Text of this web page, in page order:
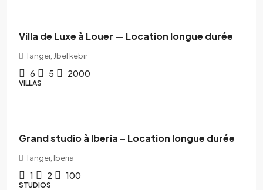
Villa de Luxe à Louer — Location longue durée
Tanger, Jbel kebir
6 5 2000
VILLAS
Grand studio à Iberia – Location longue durée
Tanger, Iberia
1 2 100
STUDIOS